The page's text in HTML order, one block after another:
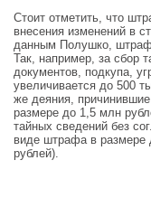
Стоит отметить, что
внесения изменений в
данным Полушко,
Так, например, за сбор
документов, подкупа,
увеличивается до 500
же деяния,
размере до 1,5 млн
тайных сведений без
виде штрафа в размере
рублей).